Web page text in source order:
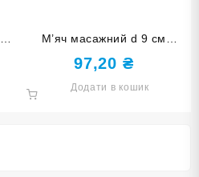
М’яч масажний d 9 см
червоний надувний D9
(60Гр)-К
97,20 ₴
Додати в кошик